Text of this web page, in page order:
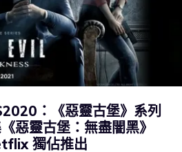
：《惡靈古堡》系列
惡靈古堡：無盡闇黑》
獨佔推出